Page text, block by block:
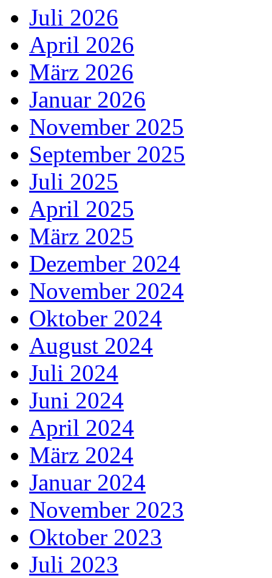
Juli 2026
April 2026
März 2026
Januar 2026
November 2025
September 2025
Juli 2025
April 2025
März 2025
Dezember 2024
November 2024
Oktober 2024
August 2024
Juli 2024
Juni 2024
April 2024
März 2024
Januar 2024
November 2023
Oktober 2023
Juli 2023